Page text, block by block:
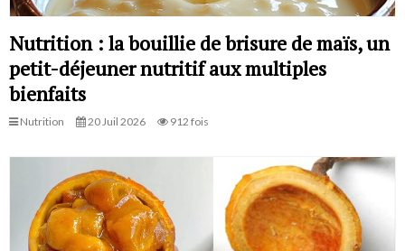
Nutrition : la bouillie de brisure de maïs, un
petit-déjeuner nutritif aux multiples
bienfaits
Nutrition 20 Juil 2026 912 fois